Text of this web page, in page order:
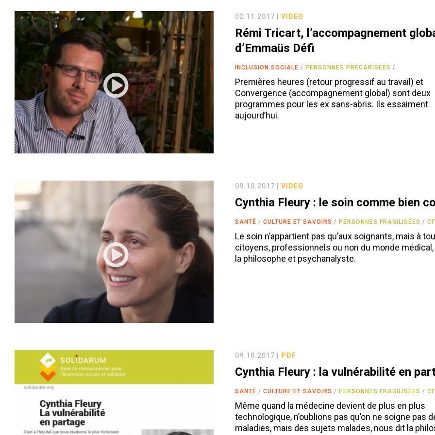
02.11.2017 |VIDEO
Rémi Tricart, l’accompagnement
d’Emmaüs Défi
INCLUSION SOCIALE PERSONNES PRÉCARISÉES
Premières heures (retour progressif au travail) et
Convergence (accompagnement global) sont deux
programmes pour les ex sans-abris. Ils essaiment
aujourd’hui.
09.10.2017 |VIDEO
Cynthia Fleury : le soin comme bien
SANTÉ CULTURE ET SAVOIRS PERSONNES FRAGILISÉES
Le soin n’appartient pas qu’aux soignants, mais à
citoyens, professionnels ou non du monde
la philosophe et psychanalyste.
09.10.2017 | PDF
Cynthia Fleury : la vulnérabilité en
SANTÉ CULTURE ET SAVOIRS PERSONNES FRAGILISÉES
Même quand la médecine devient de plus en plus
technologique, n’oublions pas qu’on ne soigne pas
maladies, mais des sujets malades, nous dit la